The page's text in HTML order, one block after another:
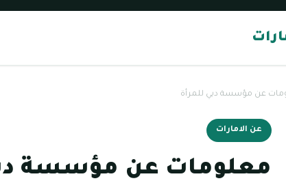
عن مؤسسة دبي للمرأة
عن الامارات
معلومات عن مؤسسة